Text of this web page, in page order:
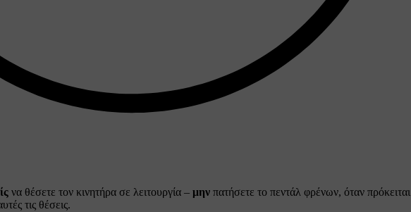
να θέσετε τον κινητήρα σε λειτουργία – μην πατήσετε το πεντάλ φρένων, όταν
τις θέσεις.